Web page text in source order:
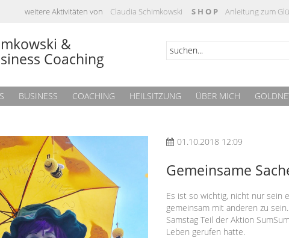
weitere Aktivitäten von Claudia Schimkowski S H O P Anleitung zum
&
Coaching
BUSINESS COACHING HEILSITZUNG ÜBER MICH
01.10.2018 12:09
Gemeinsame
Es ist so wichtig, nicht nur sein
gemeinsam mit anderen zu
Samstag Teil der Aktion
Leben gerufen hatte.